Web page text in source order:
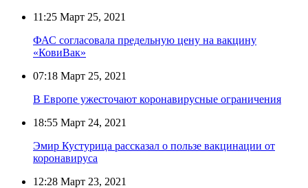
11:25 Март 25, 2021
ФАС согласовала предельную цену на вакцину
«КовиВак»
07:18 Март 25, 2021
В Европе ужесточают коронавирусные ограничения
18:55 Март 24, 2021
Эмир Кустурица рассказал о пользе вакцинации от
коронавируса
12:28 Март 23, 2021